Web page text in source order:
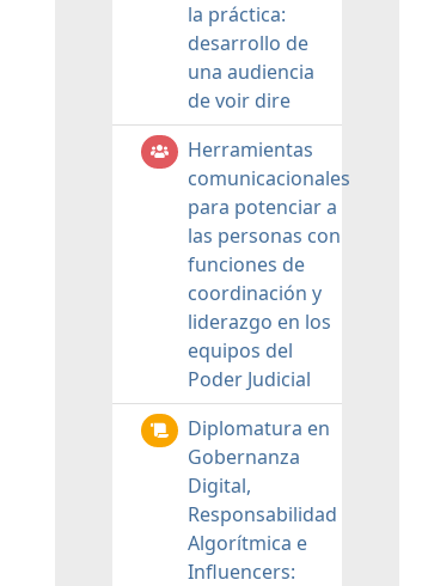
la práctica:
desarrollo de
una audiencia
de voir dire
Herramientas
comunicacionales
para potenciar a
las personas con
funciones de
coordinación y
liderazgo en los
equipos del
Poder Judicial
Diplomatura en
Gobernanza
Digital,
Responsabilidad
Algorítmica e
Influencers: